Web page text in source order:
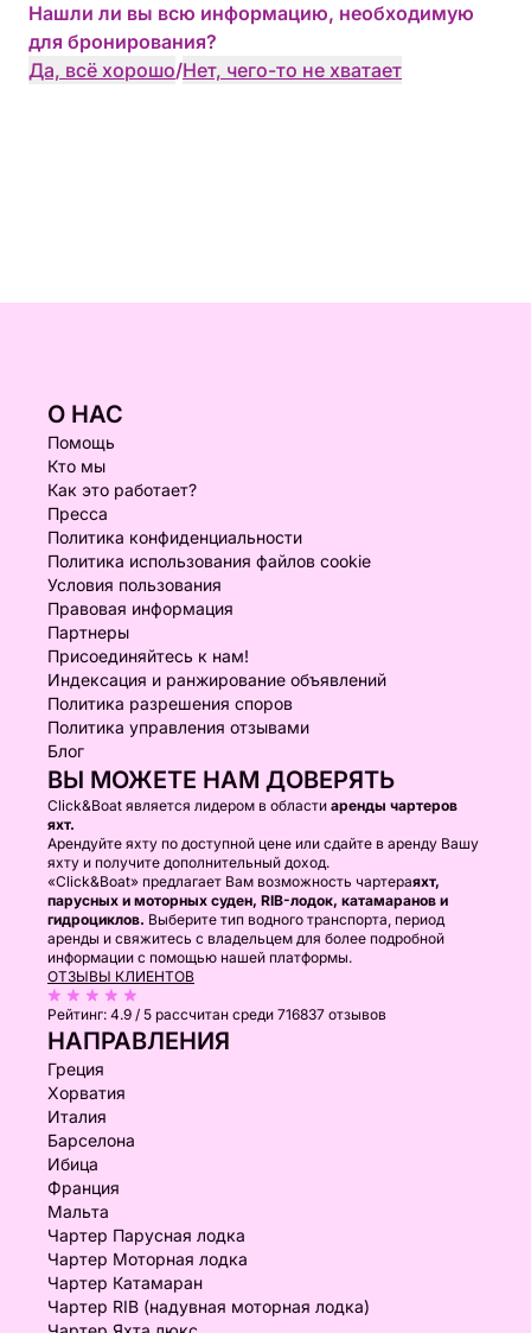
Нашли ли вы всю информацию, необходимую
для бронирования?
Да, всё хорошо/Нет, чего-то не хватает
О НАС
Помощь
Кто мы
Как это работает?
Пресса
Политика конфиденциальности
Политика использования файлов cookie
Условия пользования
Правовая информация
Партнеры
Присоединяйтесь к нам!
Индексация и ранжирование объявлений
Политика разрешения споров
Политика управления отзывами
Блог
ВЫ МОЖЕТЕ НАМ ДОВЕРЯТЬ
Click&Boat является лидером в области аренды чартеров
яхт.
Арендуйте яхту по доступной цене или сдайте в аренду Вашу
яхту и получите дополнительный доход.
«Click&Boat» предлагает Вам возможность чартераяхт,
парусных и моторных суден, RIB-лодок, катамаранов и
гидроциклов. Выберите тип водного транспорта, период
аренды и свяжитесь с владельцем для более подробной
информации с помощью нашей платформы.
ОТЗЫВЫ КЛИЕНТОВ
Рейтинг: 4.9 / 5 рассчитан среди 716837 отзывов
НАПРАВЛЕНИЯ
Греция
Хорватия
Италия
Барселона
Ибица
Франция
Мальта
Чартер Парусная лодка
Чартер Моторная лодка
Чартер Катамаран
Чартер RIB (надувная моторная лодка)